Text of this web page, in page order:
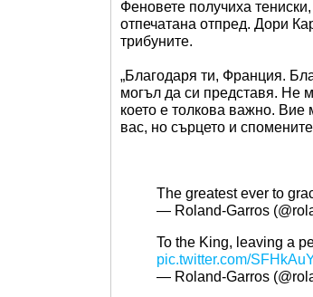
Феновете получиха
отпечатана отпред. Дори
трибуните.
„Благодаря ти, Франция.
могъл да си представя. Не
което е толкова важно. Вие
вас, но сърцето и
The greatest ever to
— Roland-Garros
To the King, leaving a
pic.twitter.com/
— Roland-Garros